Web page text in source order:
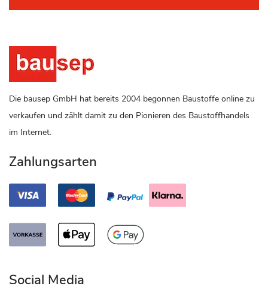
Die bausep GmbH hat bereits 2004 begonnen Baustoffe online zu
verkaufen und zählt damit zu den Pionieren des Baustoffhandels
im Internet.
Zahlungsarten
Social Media